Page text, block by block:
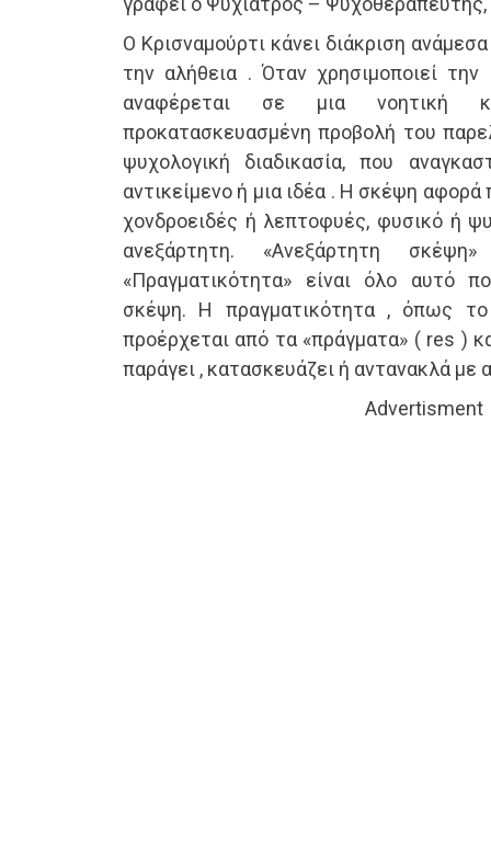
Ο Κρισναμούρτι κάνει διάκριση
την αλήθεια . Όταν χρησιμοποιεί την
αναφέρεται σε μια νοητική
προκατασκευασμένη προβολή του
ψυχολογική διαδικασία, που
αντικείμενο ή μια ιδέα . Η σκέψη αφορά
χονδροειδές ή λεπτοφυές, φυσικό ή
ανεξάρτητη. «Ανεξάρτητη
«Πραγματικότητα» είναι όλο αυτό
σκέψη. Η πραγματικότητα , όπως το
προέρχεται από τα «πράγματα» ( res )
παράγει , κατασκευάζει ή αντανακλά με
Advertisment